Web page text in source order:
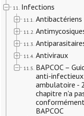
11. Infections
11.1. Antibactériens
11.2.
11.3.
11.4. Antiviraux
11.5. BAPCOC –
anti-
ambulatoire -
chapitre n'a
BAPCOC